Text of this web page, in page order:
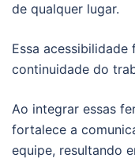
de qualquer lugar.
Essa
continuidade do
Ao integrar essas
fortalece a
equipe, resultando